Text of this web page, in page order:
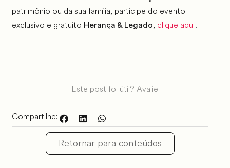
patrimônio ou da sua família, participe do evento
exclusivo e gratuito Herança & Legado, clique aqui!
Este post foi útil? Avalie
Compartilhe:
Retornar para conteúdos